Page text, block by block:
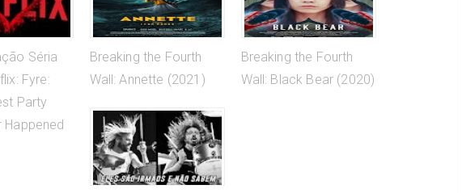
Séria
Fyre:
Party
Happened
Breaking the Fourth
Wall: Annette (2021)
Breaking the Fourth
Wall: Black Bear (2020)